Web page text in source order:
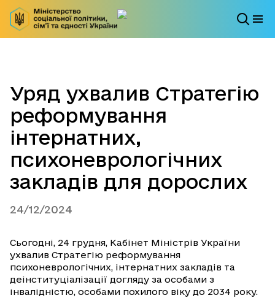
Уряд ухвалив Стратегію
реформування
інтернатних,
психоневрологічних
закладів для дорослих
24/12/2024
Сьогодні, 24 грудня, Кабінет Міністрів України
ухвалив Стратегію реформування
психоневрологічних, інтернатних закладів та
деінституціалізації догляду за особами з
інвалідністю, особами похилого віку до 2034 року.